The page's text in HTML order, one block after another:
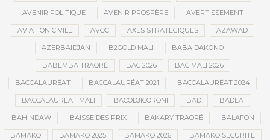
AVENIR POLITIQUE AVENIR PROSPÈRE AVERTISSEMENT
AVIATION CIVILE AVOC AXES STRATÉGIQUES AZAWAD
AZERBAÏDJAN B2GOLD MALI BABA DAKONO
BABEMBA TRAORÉ BAC 2026 BAC MALI 2026
BACCALAURÉAT BACCALAURÉAT 2021 BACCALAURÉAT 2024
BACCALAURÉAT MALI BACODJICORONI BAD BADEA
BAH NDAW BAISSE DES PRIX BAKARY TRAORÉ BALAFON
BAMAKO BAMAKO 2025 BAMAKO 2026 BAMAKO SÉCURITÉ